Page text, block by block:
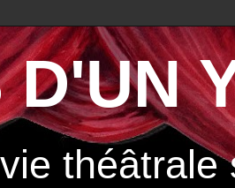
théâtrale